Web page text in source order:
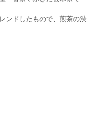
ンドしたもので、煎茶の渋